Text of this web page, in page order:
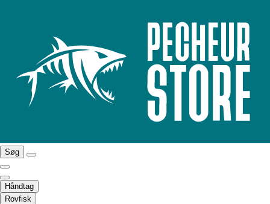
Søg
Håndtag
Rovfisk